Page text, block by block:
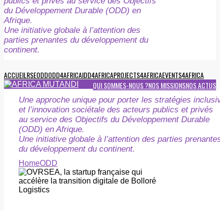
du Développement Durable (ODD) en
Afrique.
Une initiative globale à l’attention des
parties prenantes du développement du
continent.
ACCUEILRSEODDODD4AFRICAIDD4AFRICAPROJECTS4AFRICAEVENTS4AFRICA
NOS ACTUS
NOS MISSIONS
QUI SOMMES-NOUS ?
Une approche unique pour porter les stratégies
et l’innovation sociétale des acteurs publics et privés
au service des Objectifs du Développement Durable
(ODD) en Afrique.
Une initiative globale à l’attention des parties
du développement du continent.
HomeODD